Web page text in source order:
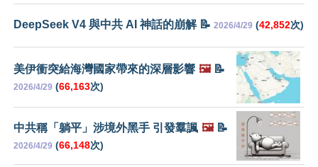
DeepSeek V4 與中共 AI 神話的崩解 📝 2026/4/29 (42,852次)
美伊衝突給海灣國家帶來的深層影響 🖼️📝
2026/4/29 (66,163次)
中共稱「躺平」涉境外黑手 引發羣諷 🖼️📝
2026/4/29 (66,148次)